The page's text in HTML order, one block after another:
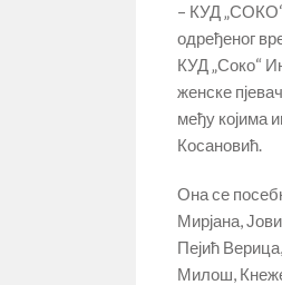
– КУД „СОКО“
одређеног
КУД „Соко“
женске
међу којима
Косановић.
Она се
Мирјана,
Пејић
Милош,